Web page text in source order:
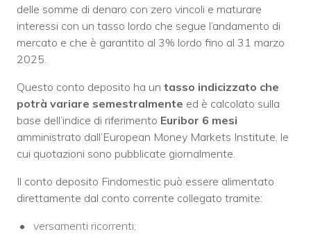
delle somme di denaro con zero vincoli e maturare
interessi con un tasso lordo che segue l’andamento di
mercato e che è garantito al 3% lordo fino al 31 marzo
2025.
Questo conto deposito ha un tasso indicizzato che
potrà variare semestralmente ed è calcolato sulla
base dell’indice di riferimento Euribor 6 mesi
amministrato dall’European Money Markets Institute, le
cui quotazioni sono pubblicate giornalmente.
Il conto deposito Findomestic può essere alimentato
direttamente dal conto corrente collegato tramite:
versamenti ricorrenti;